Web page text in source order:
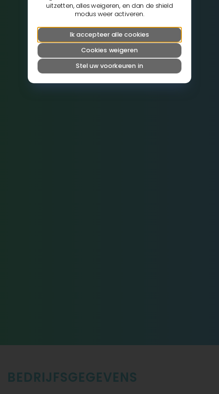
BEDRIJFSGEGEVENS
uitzetten, alles weigeren, en dan de shield
modus weer activeren.
Ik accepteer alle cookies
Cookies weigeren
Stel uw voorkeuren in